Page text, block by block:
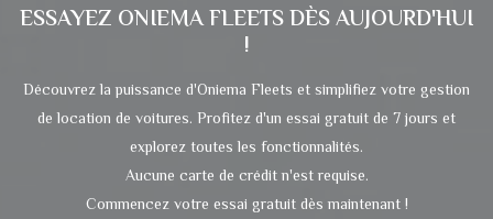
ESSAYEZ ONIEMA FLEETSDÈS AUJOURD'HUI
!
Découvrez la puissance d'Oniema Fleets et simplifiez votre gestion
de location de voitures. Profitez d'un essai gratuit de 7 jours et
explorez toutes les fonctionnalités.
Aucune carte de crédit n'est requise.
Commencez votre essai gratuit dès maintenant !